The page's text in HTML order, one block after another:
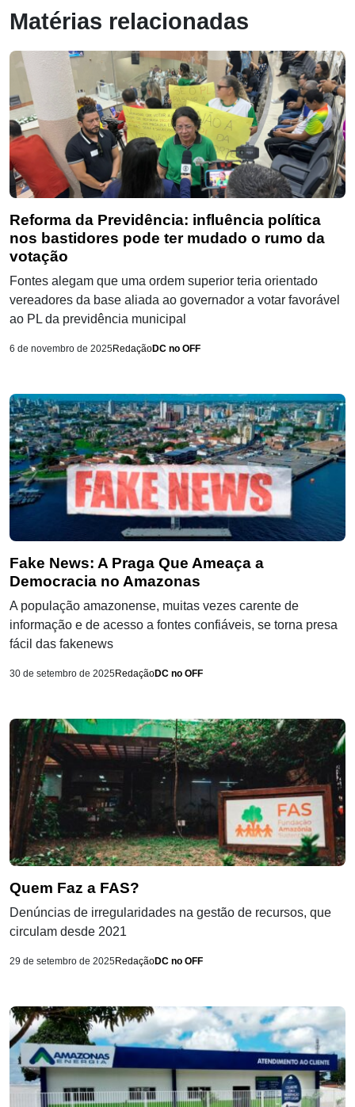
Matérias relacionadas
Reforma da Previdência: influência política
nos bastidores pode ter mudado o rumo da
votação
Fontes alegam que uma ordem superior teria orientado
vereadores da base aliada ao governador a votar favorável
ao PL da previdência municipal
6 de novembro de 2025RedaçãoDC no OFF
Fake News: A Praga Que Ameaça a
Democracia no Amazonas
A população amazonense, muitas vezes carente de
informação e de acesso a fontes confiáveis, se torna presa
fácil das fakenews
30 de setembro de 2025RedaçãoDC no OFF
Quem Faz a FAS?
Denúncias de irregularidades na gestão de recursos, que
circulam desde 2021
29 de setembro de 2025RedaçãoDC no OFF